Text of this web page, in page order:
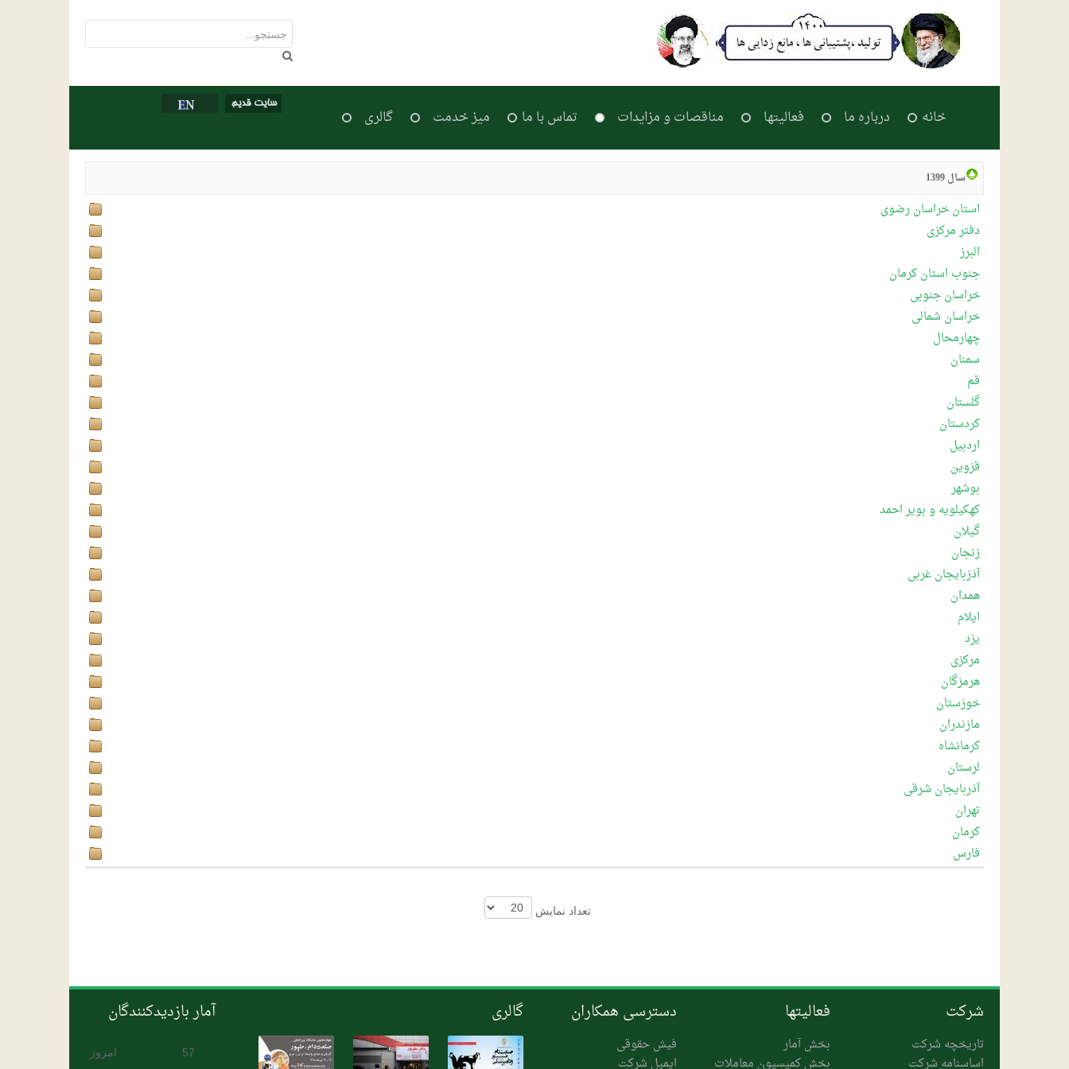
خانه درباره ما فعالیتها مناقصات و مزایدات تماس با ما میز خدمت گالری
سال 1399
استان خراسان رضوی
دفتر مرکزی
البرز
جنوب استان کرمان
خراسان جنوبی
خراسان شمالی
چهارمحال
سمنان
قم
گلستان
کردستان
اردبیل
قزوین
بوشهر
کهکیلویه و بویر احمد
گیلان
زنجان
آذزبایجان غربی
همدان
ایلام
یزد
مرکزی
هرمزگان
خوزستان
مازندران
کرمانشاه
لرستان
آذربایجان شرقی
تهران
کرمان
فارس
تعداد نمایش
شرکت
تاریخچه شرکت
اساسنامه شرکت
فعالیتها
بخش آمار
بخش کمیسیون معاملات
دسترسی همکاران
فیش حقوقی
ایمیل شرکت
گالری آمار بازدیدکنندگان
امروز
57